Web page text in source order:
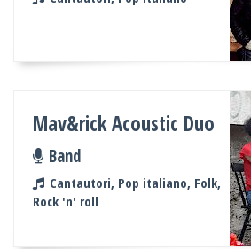
Mav&rick Acoustic Duo
Band
Cantautori, Pop italiano, Folk,
Rock 'n' roll